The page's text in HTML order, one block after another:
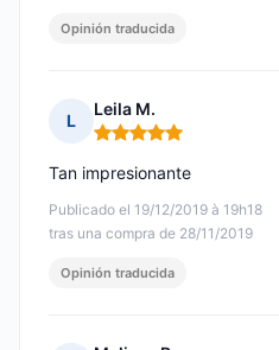
Opinión traducida
L
Leila M.
Nota: 5 de 5
Publicado el 19/12/2019 à 19h18
tras una compra de 28/11/2019
Tan impresionante
Opinión traducida